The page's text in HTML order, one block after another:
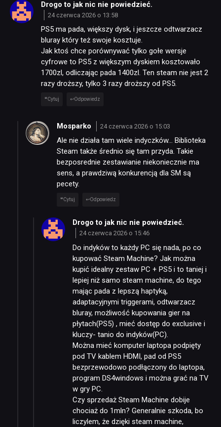
Drogo to jak nic nie powiedzieć.
24 czerwca 2026 o 13:58
PS5 ma pada, większy dysk, i jeszcze odtwarzacz
bluray który też swoje kosztuje.
Jak ktoś chce porównywać tylko gołe wersje
cyfrowe to PS5 z większym dyskiem kosztowało
1700zl, odliczając pada 1400zl. Ten steam nie jest 2
razy droższy, tylko 3 razy droższy od PS5.
Cytuj Odpowiedz
Mosparko 24 czerwca 2026 o 15:03
Ale nie działa tam wiele indyczków… Biblioteka
Steam także średnio się tam przyda. Takie
bezposrednie zestawianie niekoniecznie ma
sens, a prawdziwą konkurencją dla SM są
pecety.
Cytuj Odpowiedz
Drogo to jak nic nie powiedzieć.
24 czerwca 2026 o 15:46
Do indyków to każdy PC się nada, po co
kupować Steam Machine? Jak można
kupić idealny zestaw PC + PS5 i to taniej i
lepiej niż samo steam machine, do tego
mając pada z lepszą haptyką,
adaptacyjnymi triggerami, odtwarzacz
bluray, możliwość kupowania gier na
płytach(PS5) , mieć dostęp do exclusive i
kluczy- tanio do indyków(PC).
Można mieć komputer laptopa podpięty
pod TV kablem HDMI, pad od PS5
bezprzewodowo podłączony do laptopa,
program DS4windows i można grać na TV
w gry PC.
Czy sprzedaż Steam Machine dobije
chociaż do 1mln? Generalnie szkoda, bo
liczylem, że dzięki steam machine,